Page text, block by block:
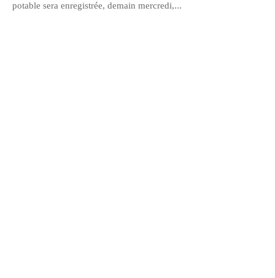
potable sera enregistrée, demain mercredi,...